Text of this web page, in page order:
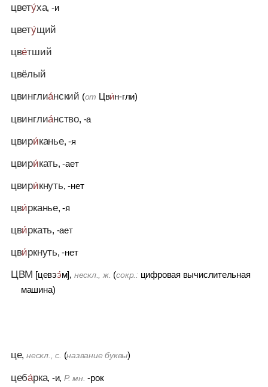
цвету́ха, -и
цвету́щий
цве́тший
цвёлый
цвинглиа́нский (от Цви́н-гли)
цвинглиа́нство, -а
цвири́канье, -я
цвири́кать, -ает
цвири́кнуть, -нет
цви́рканье, -я
цви́ркать, -ает
цви́ркнуть, -нет
ЦВМ [цевээ́м], нескл., ж. (сокр.: цифровая вычислительная
машина)
це, нескл., с. (название буквы)
цеба́рка, -и,Р. мн. -рок